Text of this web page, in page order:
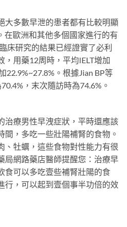
大多數早泄的患者都有比較明顯
在歐洲和其他多個國家進行的有
臨床研究的結果已經證實了必利
，用藥12周時，平均IELT增加
22.9%~27.8%。根據Jian BP等
，末次隨訪時為74.6%。
治療男性早洩症狀，平時還應該
間，多吃一些壯陽補腎的食物。
、牡蠣，這些食物對性能力有很
局網路藥店醫師提醒您：治療早
食可以多吃壹些補腎壯陽的食
行，可以起到壹個事半功倍的效